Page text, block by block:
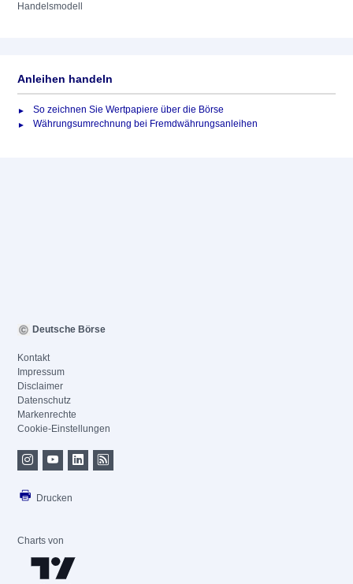
Handelsmodell
Anleihen handeln
So zeichnen Sie Wertpapiere über die Börse
Währungsumrechnung bei Fremdwährungsanleihen
Deutsche Börse
Kontakt
Impressum
Disclaimer
Datenschutz
Markenrechte
Cookie-Einstellungen
Drucken
Charts von